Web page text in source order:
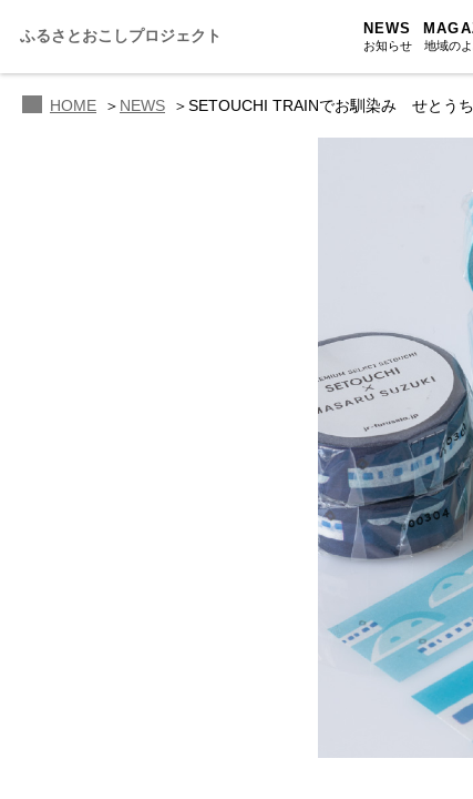
ふるさとおこしプロジェクト NEWS
お知らせ 地域の
ふるさ
ふる
ふる
人・も
あの駅
おのえ
HOME NEWS SETOUCHI TRAINでお馴染み せとう